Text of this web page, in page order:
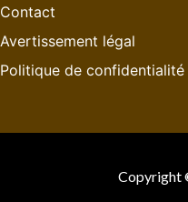
Contact
Avertissement légal
Politique de confidentialité
Copyright